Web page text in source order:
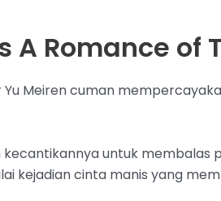
A Romance of
Yu Meiren cuman
kecantikannya untuk
kejadian cinta manis yang